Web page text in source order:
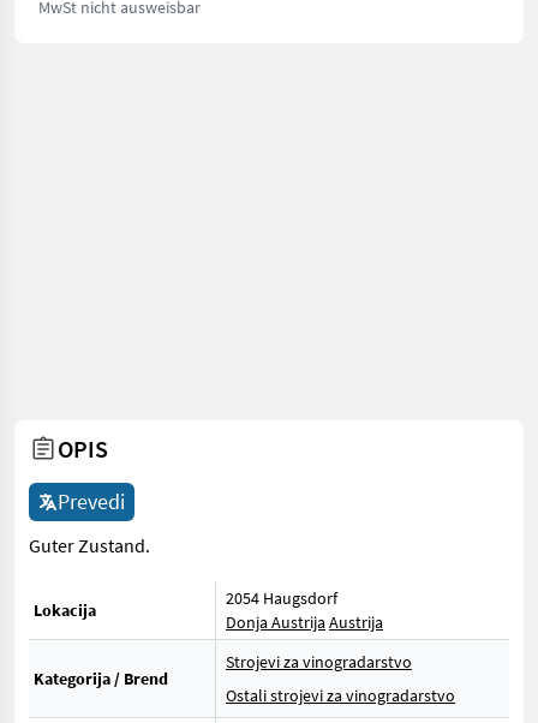
MwSt nicht ausweisbar
OPIS
Prevedi
Guter Zustand.
Lokacija
2054 Haugsdorf
Donja Austrija Austrija
Kategorija / Brend
Strojevi za vinogradarstvo
Ostali strojevi za vinogradarstvo